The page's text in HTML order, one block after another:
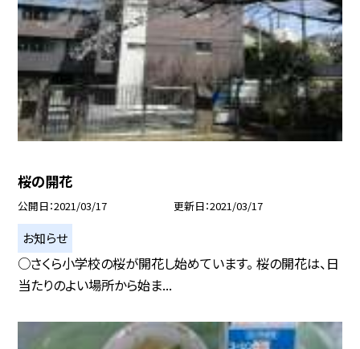
桜の開花
公開日 2021/03/17 更新日 2021/03/17
お知らせ
○さくら小学校の桜が開花し始めています。 桜の開花は、日
当たりのよい場所から始ま...